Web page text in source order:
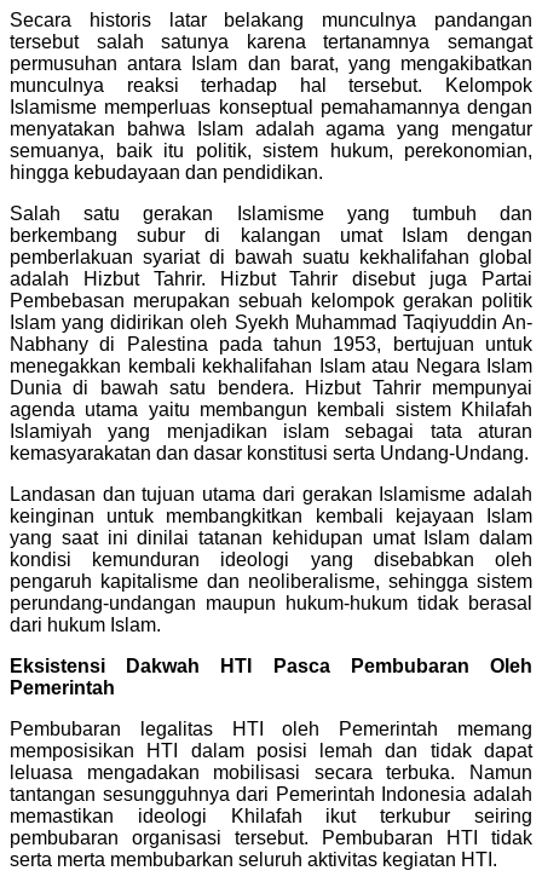
Secara historis latar belakang munculnya pandangan
tersebut salah satunya karena tertanamnya semangat
permusuhan antara Islam dan barat, yang mengakibatkan
munculnya reaksi terhadap hal tersebut. Kelompok
Islamisme memperluas konseptual pemahamannya dengan
menyatakan bahwa Islam adalah agama yang mengatur
semuanya, baik itu politik, sistem hukum, perekonomian,
hingga kebudayaan dan pendidikan.
Salah satu gerakan Islamisme yang tumbuh dan
berkembang subur di kalangan umat Islam dengan
pemberlakuan syariat di bawah suatu kekhalifahan global
adalah Hizbut Tahrir. Hizbut Tahrir disebut juga Partai
Pembebasan merupakan sebuah kelompok gerakan politik
Islam yang didirikan oleh Syekh Muhammad Taqiyuddin An-
Nabhany di Palestina pada tahun 1953, bertujuan untuk
menegakkan kembali kekhalifahan Islam atau Negara Islam
Dunia di bawah satu bendera. Hizbut Tahrir mempunyai
agenda utama yaitu membangun kembali sistem Khilafah
Islamiyah yang menjadikan islam sebagai tata aturan
kemasyarakatan dan dasar konstitusi serta Undang-Undang.
Landasan dan tujuan utama dari gerakan Islamisme adalah
keinginan untuk membangkitkan kembali kejayaan Islam
yang saat ini dinilai tatanan kehidupan umat Islam dalam
kondisi kemunduran ideologi yang disebabkan oleh
pengaruh kapitalisme dan neoliberalisme, sehingga sistem
perundang-undangan maupun hukum-hukum tidak berasal
dari hukum Islam.
Eksistensi Dakwah HTI Pasca Pembubaran Oleh
Pemerintah
Pembubaran legalitas HTI oleh Pemerintah memang
memposisikan HTI dalam posisi lemah dan tidak dapat
leluasa mengadakan mobilisasi secara terbuka. Namun
tantangan sesungguhnya dari Pemerintah Indonesia adalah
memastikan ideologi Khilafah ikut terkubur seiring
pembubaran organisasi tersebut. Pembubaran HTI tidak
serta merta membubarkan seluruh aktivitas kegiatan HTI.